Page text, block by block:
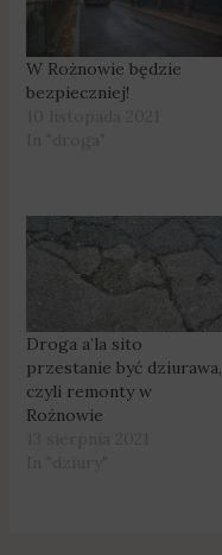
W Rożnowie będzie
bezpieczniej!
Droga a’la sito
przestanie być dziurawa,
czyli remonty w
Rożnowie